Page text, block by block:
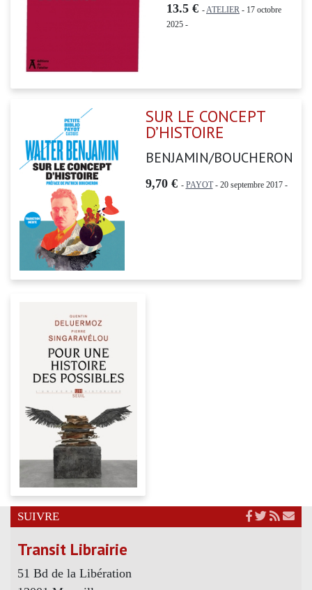
13.5 € - ATELIER - 17 octobre
2025 -
SUR LE CONCEPT
D’HISTOIRE
BENJAMIN/BOUCHERON
9,70 € - PAYOT- 20 septembre 2017 -
SUIVRE
Transit Librairie
51 Bd de la Libération